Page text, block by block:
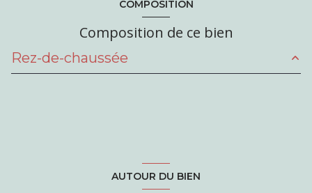
COMPOSITION
Composition de ce bien
Rez-de-chaussée
AUTOUR DU BIEN